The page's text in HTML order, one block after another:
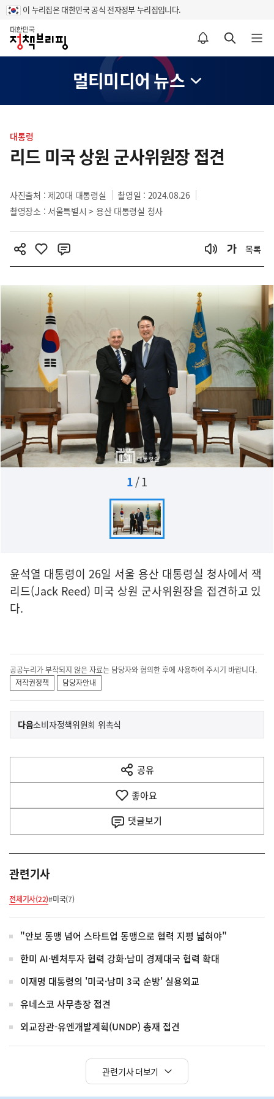
이 누리집은 대한민국 공식 전자정부 누리집입니다.
홈
알림설정 바로가기 검색 바로가기 메뉴 열기
멀티미디어 뉴스
텐
츠
영
역
대통령
리드 미국 상원 군사위원장 접견
사진출처 : 제20대 대통령실
촬영일 : 2024.08.26
촬영장소 : 서울특별시 > 용산 대통령실 청사
목록
1/1
윤석열 대통령이 26일 서울 용산 대통령실 청사에서 잭
리드(Jack Reed) 미국 상원 군사위원장을 접견하고 있
다.
공공누리가 부착되지 않은 자료는 담당자와 협의한 후에 사용하여 주시기 바랍니다.
저작권정책
담당자안내
이
전
다
음
다음기
사
소비자정책위원회 위촉식
공유
열
기
좋아요
댓글보기
관련기사
전체기사(22)#미국(7)
"안보 동맹 넘어 스타트업 동맹으로 협력 지평 넓혀야"
한미 AI·벤처투자 협력 강화·남미 경제대국 협력 확대
이재명 대통령의 '미국·남미 3국 순방' 실용외교
유네스코 사무총장 접견
외교장관-유엔개발계획(UNDP) 총재 접견
관련기사 더보기